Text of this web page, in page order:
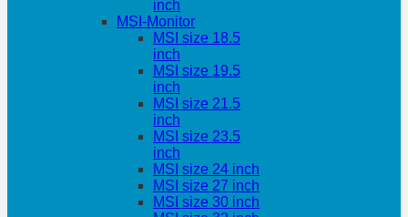
inch
MSI-Monitor
MSI size 18.5
inch
MSI size 19.5
inch
MSI size 21.5
inch
MSI size 23.5
inch
MSI size 24 inch
MSI size 27 inch
MSI size 30 inch